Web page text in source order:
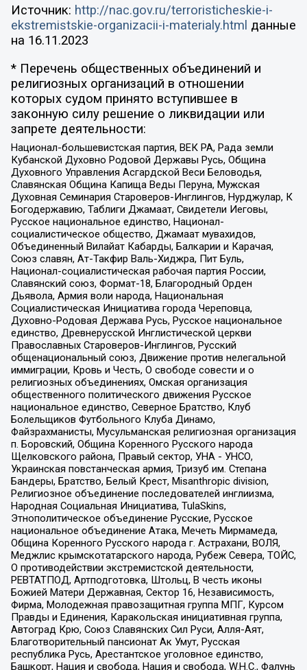
Источник: http://nac.gov.ru/terroristicheskie-i-
ekstremistskie-organizacii-i-materialy.html данные
на 16.11.2023
* Перечень общественных объединений и
религиозных организаций в отношении
которых судом принято вступившее в
законную силу решение о ликвидации или
запрете деятельности:
Национал-большевистская партия, ВЕК РА, Рада земли
Кубанской Духовно Родовой Державы Русь, Община
Духовного Управления Асгардской Веси Беловодья,
Славянская Община Капища Веды Перуна, Мужская
Духовная Семинария Староверов-Инглингов, Нурджулар, К
Богодержавию, Таблиги Джамаат, Свидетели Иеговы,
Русское национальное единство, Национал-
социалистическое общество, Джамаат мувахидов,
Объединенный Вилайат Кабарды, Балкарии и Карачая,
Союз славян, Ат-Такфир Валь-Хиджра, Пит Буль,
Национал-социалистическая рабочая партия России,
Славянский союз, Формат-18, Благородный Орден
Дьявола, Армия воли народа, Национальная
Социалистическая Инициатива города Череповца,
Духовно-Родовая Держава Русь, Русское национальное
единство, Древнерусской Инглистической церкви
Православных Староверов-Инглингов, Русский
общенациональный союз, Движение против нелегальной
иммиграции, Кровь и Честь, О свободе совести и о
религиозных объединениях, Омская организация
общественного политического движения Русское
национальное единство, Северное Братство, Клуб
Болельщиков Футбольного Клуба Динамо,
Файзрахманисты, Мусульманская религиозная организация
п. Боровский, Община Коренного Русского народа
Щелковского района, Правый сектор, УНА - УНСО,
Украинская повстанческая армия, Тризуб им. Степана
Бандеры, Братство, Белый Крест, Misanthropic division,
Религиозное объединение последователей инглиизма,
Народная Социальная Инициатива, TulaSkins,
Этнополитическое объединение Русские, Русское
национальное объединение Атака, Мечеть Мирмамеда,
Община Коренного Русского народа г. Астрахани, ВОЛЯ,
Меджлис крымскотатарского народа, Рубеж Севера, ТОЙС,
О противодействии экстремистской деятельности,
РЕВТАТПОД, Артподготовка, Штольц, В честь иконы
Божией Матери Державная, Сектор 16, Независимость,
Фирма, Молодежная правозащитная группа МПГ, Курсом
Правды и Единения, Каракольская инициативная группа,
Автоград Крю, Союз Славянских Сил Руси, Алля-Аят,
Благотворительный пансионат Ак Умут, Русская
республика Русь, Арестантское уголовное единство,
Башкорт, Нация и свобода, Нация и свобода, W.H.С., Фалунь